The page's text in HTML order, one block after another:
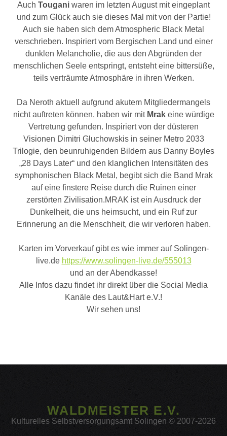
Auch Tougani waren im letzten August mit eingeplant
und zum Glück auch sie dieses Mal mit von der Partie!
Auch sie haben sich dem Atmospheric Black Metal
verschrieben. Inspiriert vom Bergischen Land und einer
dunklen Melancholie, die aus den Abgründen der
menschlichen Seele entspringt, entsteht eine bittersüße,
teils verträumte Atmosphäre in ihren Werken.
Da Neroth aktuell aufgrund akutem Mitgliedermangels
nicht auftreten können, haben wir mit Mrak eine würdige
Vertretung gefunden. Inspiriert von der düsteren
Visionen Dimitri Gluchowskis in seiner Metro 2033
Trilogie, den beunruhigenden Bildern aus Danny Boyles
„28 Days Later“ und den klanglichen Intensitäten des
symphonischen Black Metal, begibt sich die Band Mrak
auf eine finstere Reise durch die Ruinen einer
zerstörten Zivilisation.MRAK ist ein Ausdruck der
Dunkelheit, die uns heimsucht, und ein Ruf zur
Erinnerung an die Menschheit, die wir verloren haben.
Karten im Vorverkauf gibt es wie immer auf Solingen-
live.de https://www.solingen-live.de/555013
und an der Abendkasse!
Alle Infos dazu findet ihr direkt über die Social Media
Kanäle des Laut&Hart e.V.!
Wir sehen uns!
WALDMEISTER E.V.
Kulturelles Selbstversorgungsamt Solingen © 2007-2026